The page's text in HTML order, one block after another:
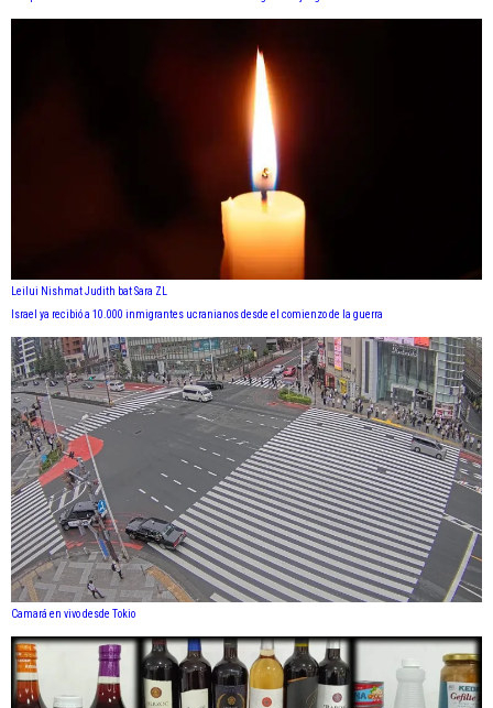
Leilui Nishmat Judith bat Sara ZL
Israel ya recibió a 10.000 inmigrantes ucranianos desde el comienzo de la guerra
Camará en vivo desde Tokio